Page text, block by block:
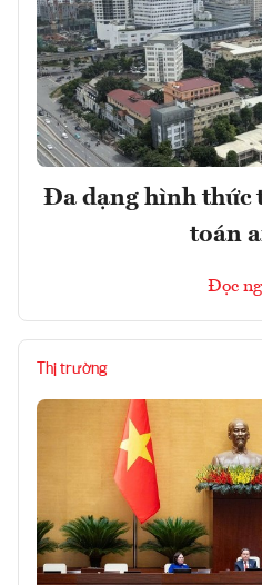
Đa dạng hình thức
toán
Đọc
Thị trường